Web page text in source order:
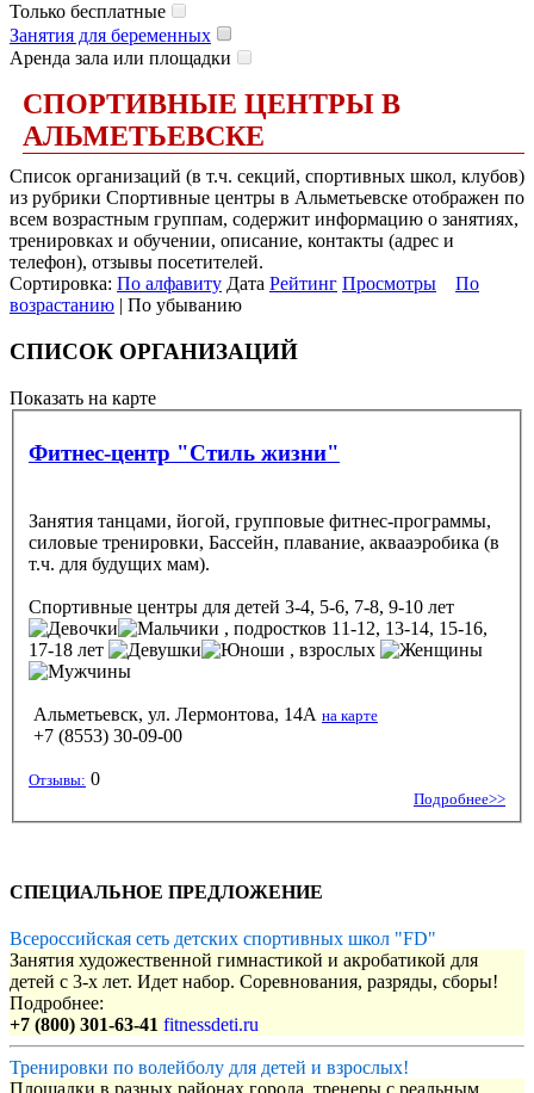
Только бесплатные
Занятия для беременных
Аренда зала или площадки
СПОРТИВНЫЕ ЦЕНТРЫ В
АЛЬМЕТЬЕВСКЕ
Список организаций (в т.ч. секций, спортивных школ, клубов)
из рубрики Спортивные центры в Альметьевске отображен по
всем возрастным группам, содержит информацию о занятиях,
тренировках и обучении, описание, контакты (адрес и
телефон), отзывы посетителей.
Сортировка: По алфавиту Дата Рейтинг Просмотры
По
возрастанию | По убыванию
СПИСОК ОРГАНИЗАЦИЙ
Показать на карте
Фитнес-центр "Стиль жизни"
Занятия танцами, йогой, групповые фитнес-программы,
силовые тренировки, Бассейн, плавание, аквааэробика (в
т.ч. для будущих мам).
Спортивные центры для детей 3-4, 5-6, 7-8, 9-10 лет
, подростков 11-12, 13-14, 15-16,
17-18 лет
, взрослых
Альметьевск, ул. Лермонтова, 14А на карте
+7 (8553) 30-09-00
Отзывы: 0
Подробнее>>
СПЕЦИАЛЬНОЕ ПРЕДЛОЖЕНИЕ
Всероссийская сеть детских спортивных школ "FD"
Занятия художественной гимнастикой и акробатикой для
детей с 3-х лет. Идет набор. Соревнования, разряды, сборы!
Подробнее:
+7 (800) 301-63-41 fitnessdeti.ru
Тренировки по волейболу для детей и взрослых!
Площадки в разных районах города, тренеры с реальным